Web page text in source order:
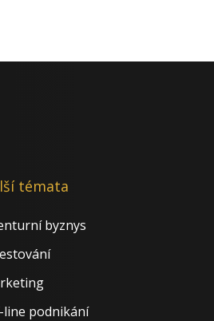
témata
byznys
line podnikání